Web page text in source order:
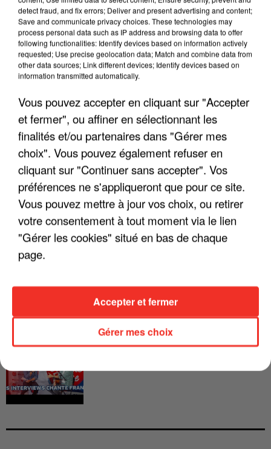
"JE SUIS À DISPOSITION DES
ENFOIRÉS"
"ON N'EST PAS DES PARENTS
PARFAITS"
INTERVIEW CHANTE FRANCE AVEC
VIANNEY
detect fraud, and fix errors; Deliver and present advertising and content;
Save and communicate privacy choices. These technologies may
process personal data such as IP address and browsing data to offer
following functionalities: Identify devices based on information actively
requested; Use precise geolocation data; Match and combine data from
other data sources; Link different devices; Identify devices based on
information transmitted automatically.
Vous pouvez accepter en cliquant sur "Accepter
et fermer", ou affiner en sélectionnant les
finalités et/ou partenaires dans "Gérer mes
choix". Vous pouvez également refuser en
cliquant sur "Continuer sans accepter". Vos
préférences ne s'appliqueront que pour ce site.
Vous pouvez mettre à jour vos choix, ou retirer
votre consentement à tout moment via le lien
"Gérer les cookies" situé en bas de chaque
page.
Gérer mes choix
Accepter et fermer